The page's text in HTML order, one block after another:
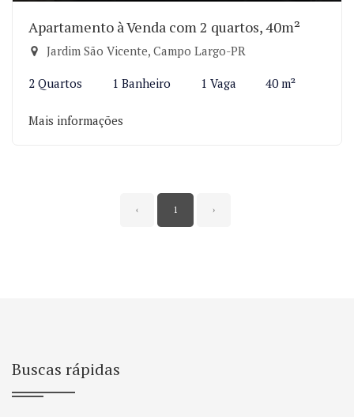
Apartamento à Venda com 2 quartos, 40m²
Jardim São Vicente, Campo Largo-PR
2 Quartos 1 Banheiro 1 Vaga 40 m²
Mais informações
‹ 1 ›
Buscas rápidas